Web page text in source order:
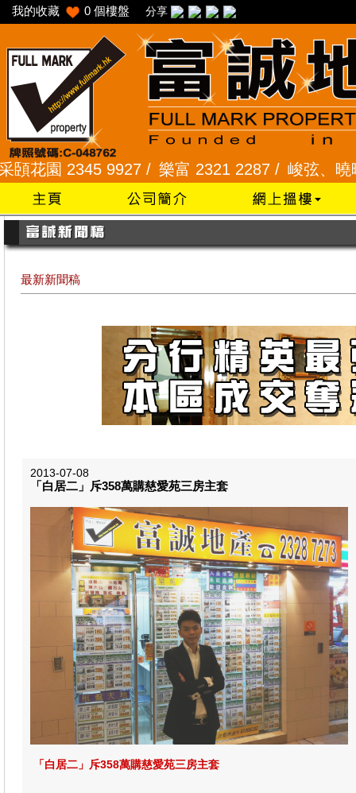
我的收藏 0 個樓盤 分享
2345 9927 / 樂富 2321 2287 / 峻弦、曉暉花
最新新聞稿
2013-07-08
「白居二」斥358萬購慈愛苑三房主套
「白居二」斥358萬購慈愛苑三房主套